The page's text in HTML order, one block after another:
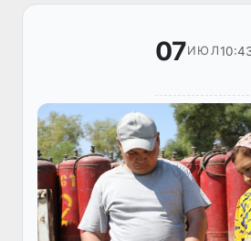
қаратылған рефор...
07ИЮЛ